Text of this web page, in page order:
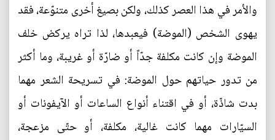
والأمر في هذا العصر كذلك، ولكن بصيغ أخرى متنوّعة، فقد
يهوى الشخص (الموضة) فيعبدها، لذا تراه يركض خلف
الموضة وإن كانت مكلفة جدّاً أو ضارّة أو غريبة، وما أكثر
من تدور حياتهم حول الموضة: في تسريحة الشعر مهما
بدت شاذّة، أو في اقتناء أنواع الساعات أو الآيفونات أو
السيّارات مهما كانت غالية، مكلفة، أو حتّى مزعجة،